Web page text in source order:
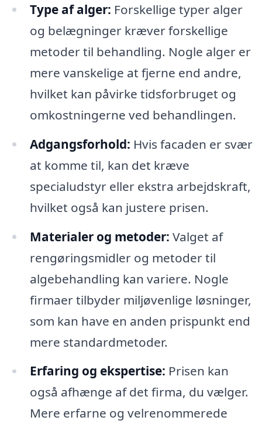
Type af alger: Forskellige typer alger
og belægninger kræver forskellige
metoder til behandling. Nogle alger er
mere vanskelige at fjerne end andre,
hvilket kan påvirke tidsforbruget og
omkostningerne ved behandlingen.
Adgangsforhold: Hvis facaden er svær
at komme til, kan det kræve
specialudstyr eller ekstra arbejdskraft,
hvilket også kan justere prisen.
Materialer og metoder: Valget af
rengøringsmidler og metoder til
algebehandling kan variere. Nogle
firmaer tilbyder miljøvenlige løsninger,
som kan have en anden prispunkt end
mere standardmetoder.
Erfaring og ekspertise: Prisen kan
også afhænge af det firma, du vælger.
Mere erfarne og velrenommerede